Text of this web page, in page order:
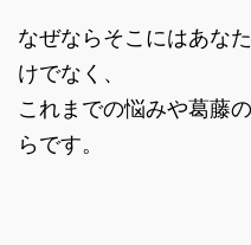
なぜならそこにはあな
けでなく、
これまでの悩みや葛藤
らです。